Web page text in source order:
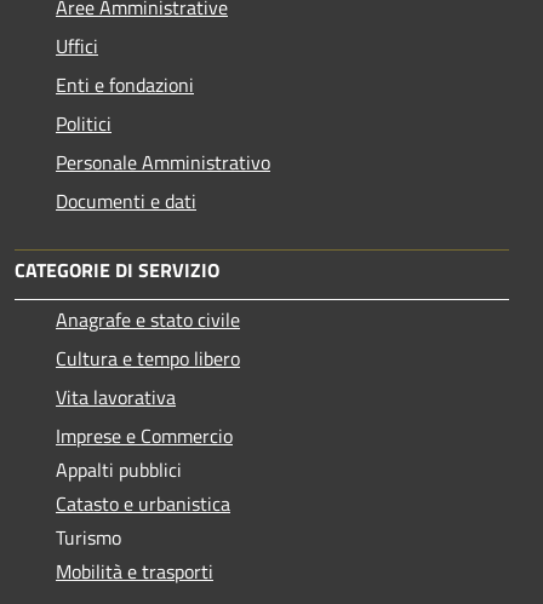
Aree Amministrative
Uffici
Enti e fondazioni
Politici
Personale Amministrativo
Documenti e dati
CATEGORIE DI SERVIZIO
Anagrafe e stato civile
Cultura e tempo libero
Vita lavorativa
Imprese e Commercio
Appalti pubblici
Catasto e urbanistica
Turismo
Mobilità e trasporti